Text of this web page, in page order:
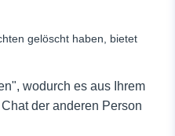
gelöscht haben, bietet
wodurch es aus Ihrem
der anderen Person